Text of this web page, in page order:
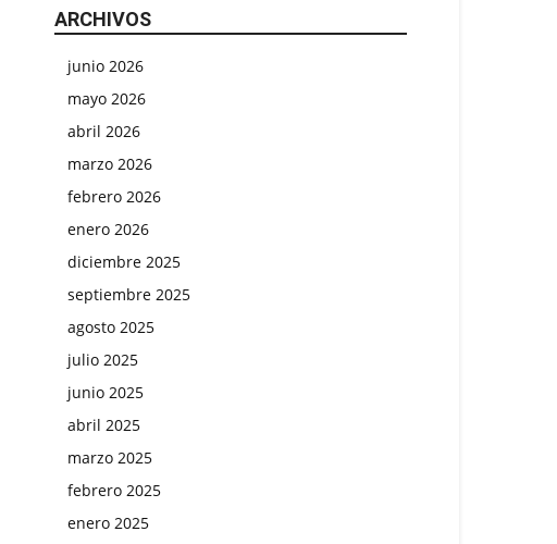
ARCHIVOS
junio 2026
mayo 2026
abril 2026
marzo 2026
febrero 2026
enero 2026
diciembre 2025
septiembre 2025
agosto 2025
julio 2025
junio 2025
abril 2025
marzo 2025
febrero 2025
enero 2025